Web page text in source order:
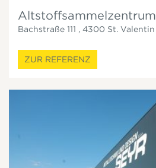
Altstoffsammelzentrum
Bachstraße 111 , 4300 St. Valentin
ZUR REFERENZ